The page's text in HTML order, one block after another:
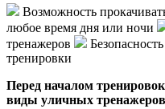
Возможность
любое время дня или ночи
тренажеров
тренировки
Перед началом
виды уличных